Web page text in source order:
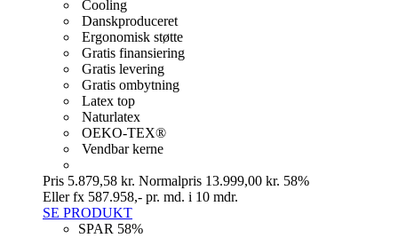
Cooling
Danskproduceret
Ergonomisk støtte
Gratis finansiering
Gratis levering
Gratis ombytning
Latex top
Naturlatex
OEKO-TEX®
Vendbar kerne
Pris 5.879,58 kr. Normalpris 13.999,00 kr. 58%
Eller fx 587.958,- pr. md. i 10 mdr.
SE PRODUKT
SPAR 58%